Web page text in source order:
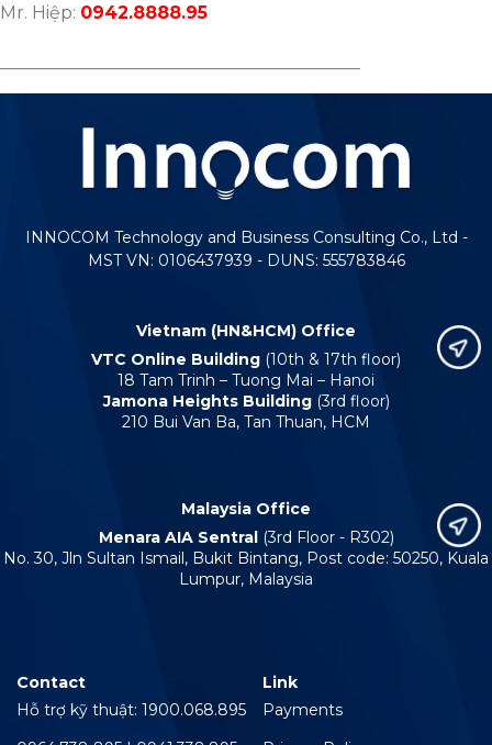
Mr. Hiệp: 0942.8888.95
INNOCOM Technology and Business Consulting Co., Ltd -
MST VN: 0106437939 - DUNS: 555783846
Vietnam (HN&HCM) Office
VTC Online Building (10th & 17th floor)
18 Tam Trinh – Tuong Mai – Hanoi
Jamona Heights Building(3rd floor)
210 Bui Van Ba, Tan Thuan, HCM
Malaysia Office
Menara AIA Sentral (3rd Floor - R302)
No. 30, Jln Sultan Ismail, Bukit Bintang, Post code: 50250, Kuala
Lumpur, Malaysia
Contact
Hỗ trợ kỹ thuật: 1900.068.895
Link
Payments